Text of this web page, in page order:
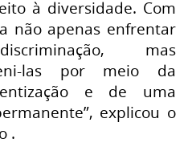
à diversidade. Com
não apenas enfrentar
mas
las por meio da
e de uma
explicou o
.